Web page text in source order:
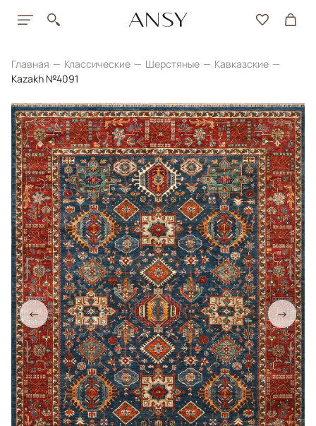
Главная Классические Шерстяные
Кавказские
Kazakh №4091
← →